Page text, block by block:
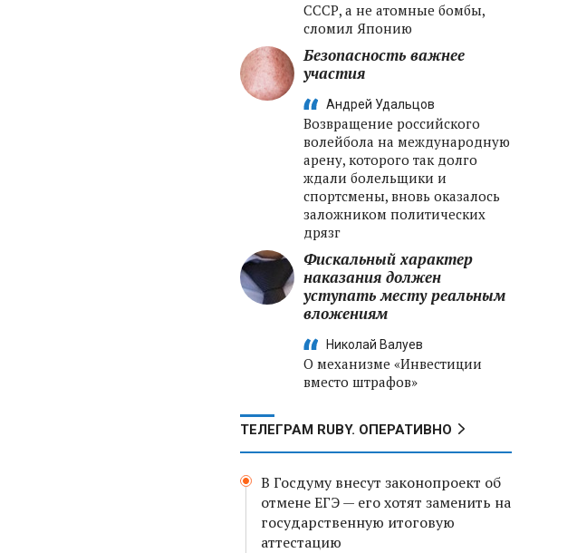
СССР, а не атомные бомбы,
сломил Японию
Безопасность важнее
участия
Андрей Удальцов
Возвращение российского
волейбола на международную
арену, которого так долго
ждали болельщики и
спортсмены, вновь оказалось
заложником политических
дрязг
Фискальный характер
наказания должен
уступать месту реальным
вложениям
Николай Валуев
О механизме «Инвестиции
вместо штрафов»
ТЕЛЕГРАМ RUBY. ОПЕРАТИВНО
В Госдуму внесут законопроект об
отмене ЕГЭ — его хотят заменить на
государственную итоговую
аттестацию